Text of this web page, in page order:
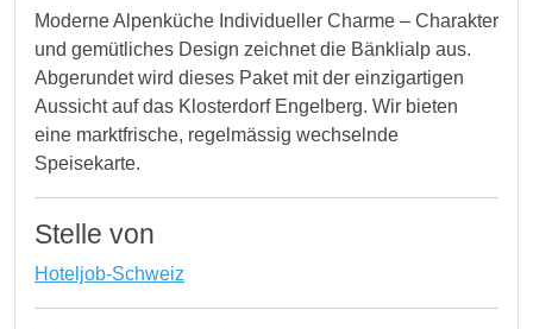
Moderne Alpenküche Individueller Charme – Charakter
und gemütliches Design zeichnet die Bänklialp aus.
Abgerundet wird dieses Paket mit der einzigartigen
Aussicht auf das Klosterdorf Engelberg. Wir bieten
eine marktfrische, regelmässig wechselnde
Speisekarte.
Stelle von
Hoteljob-Schweiz